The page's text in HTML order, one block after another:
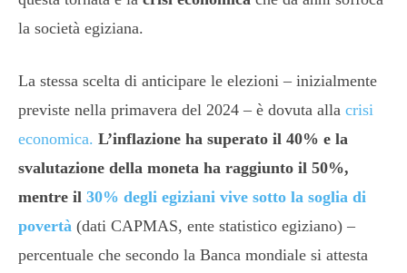
la società egiziana.
La stessa scelta di anticipare le elezioni – inizialmente
previste nella primavera del 2024 – è dovuta alla crisi
economica. L’inflazione ha superato il 40% e la
svalutazione della moneta ha raggiunto il 50%,
mentre il 30% degli egiziani vive sotto la soglia di
povertà (dati CAPMAS, ente statistico egiziano) –
percentuale che secondo la Banca mondiale si attesta